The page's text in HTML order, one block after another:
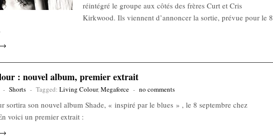
réintégré le groupe aux côtés des frères Curt et Cris
Kirkwood. Ils viennent d’annoncer la sortie, prévue pour le 8
→
: nouvel album, premier extrait
- Shorts - Tagged: Living Colour,Megaforce - no comments
sortira son nouvel album Shade, « inspiré par le blues » , le 8 septembre chez
voici un premier extrait :
→
12,90€